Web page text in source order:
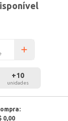
+10
unidades
0,00